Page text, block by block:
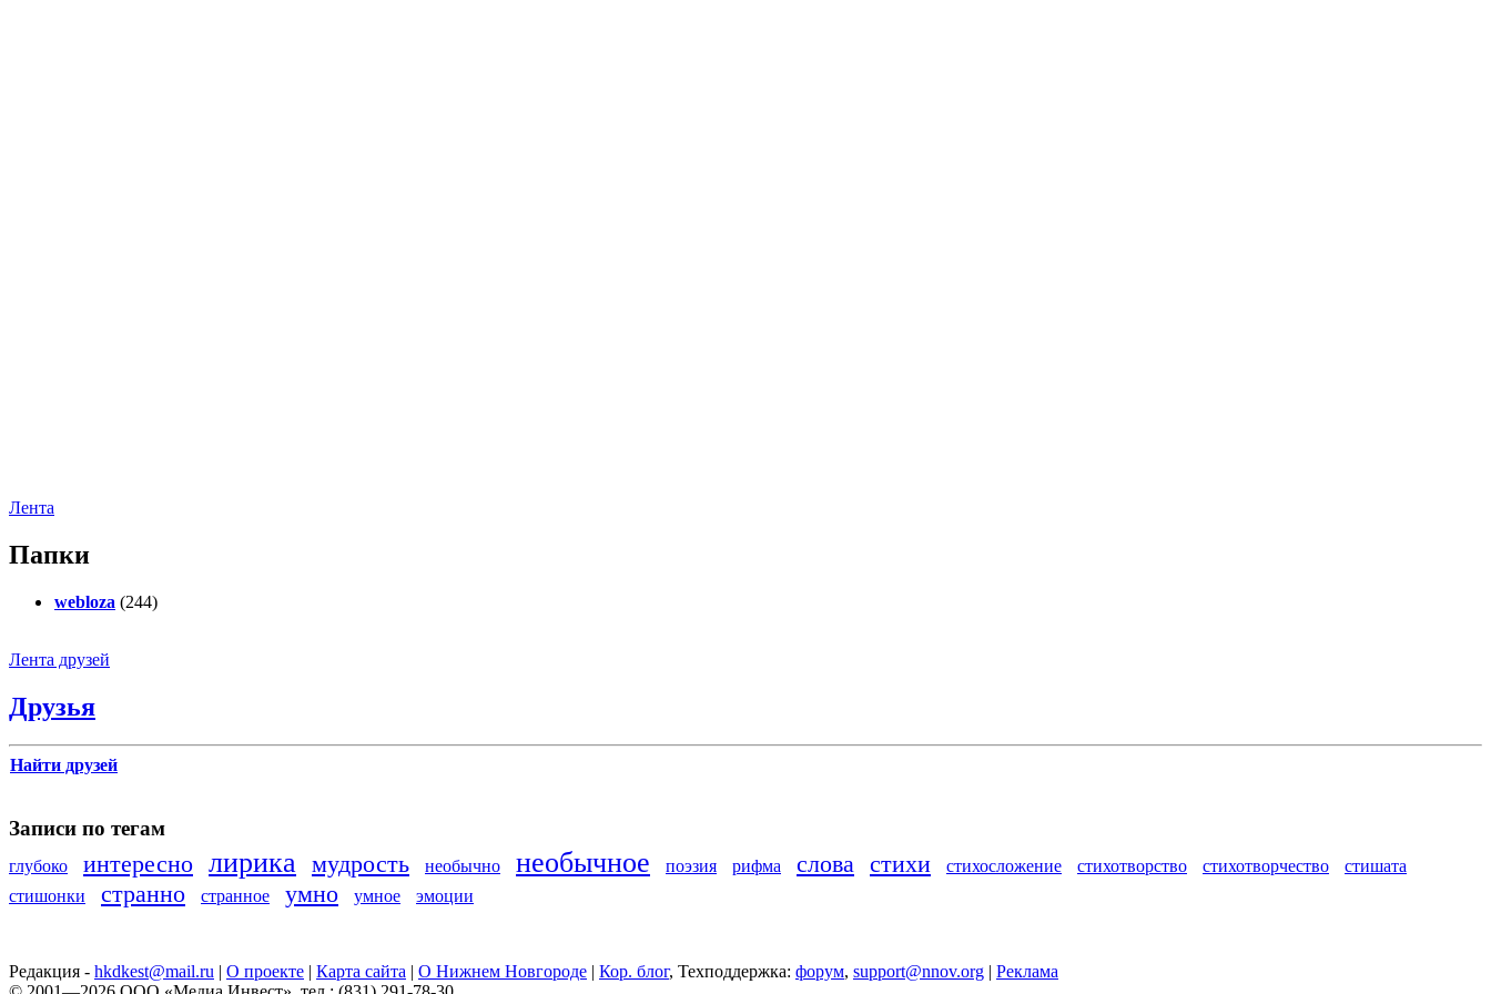
Лента
Папки
webloza (244)
Лента друзей
Друзья
Найти друзей
Записи по тегам
глубоко интересно лирика мудрость необычно необычное поэзия рифма слова стихи стихосложение стихотворство стихотворчество
стишата
стишонки
странно странное умно умное эмоции
Редакция - hkdkest@mail.ru | О проекте | Карта сайта | О Нижнем Новгороде | Кор. блог, Техподдержка: форум, support@nnov.org | Реклама